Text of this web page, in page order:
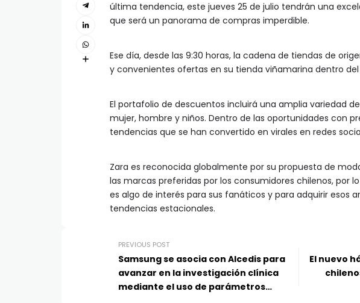
última tendencia, este jueves 25 de julio tendrán una
que será un panorama de compras imperdible.
Ese día, desde las 9:30 horas, la cadena de tiendas de
y convenientes ofertas en su tienda viñamarina dentro
El portafolio de descuentos incluirá una amplia variedad
mujer, hombre y niños. Dentro de las oportunidades con
tendencias que se han convertido en virales en redes
Zara es reconocida globalmente por su propuesta de
las marcas preferidas por los consumidores chilenos, por
es algo de interés para sus fanáticos y para adquirir esos
tendencias estacionales.
PREVIOUS POST
Samsung se asocia con Alcedis para
avanzar en la investigación clínica
mediante el uso de parámetros
El nuevo